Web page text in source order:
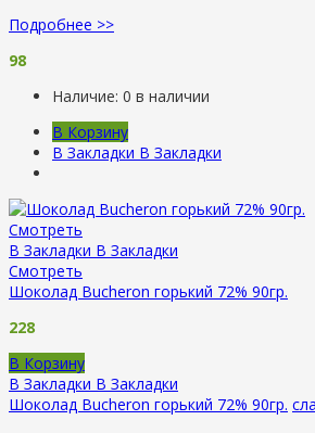
Подробнее >>
98
Наличие: 0 в наличии
В Корзину
В Закладки В Закладки
Смотреть
В Закладки В Закладки
Смотреть
Шоколад Bucheron горький 72% 90гр.
228
В Корзину
В Закладки В Закладки
Шоколад Bucheron горький 72% 90гр.